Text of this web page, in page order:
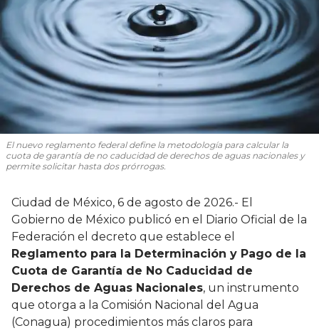
El nuevo reglamento federal define la metodología para calcular la
cuota de garantía de no caducidad de derechos de aguas nacionales y
permite solicitar hasta dos prórrogas.
Ciudad de México, 6 de agosto de 2026.- El
Gobierno de México publicó en el Diario Oficial de la
Federación el decreto que establece el
Reglamento para la Determinación y Pago de la
Cuota de Garantía de No Caducidad de
Derechos de Aguas Nacionales, un instrumento
que otorga a la Comisión Nacional del Agua
(Conagua) procedimientos más claros para